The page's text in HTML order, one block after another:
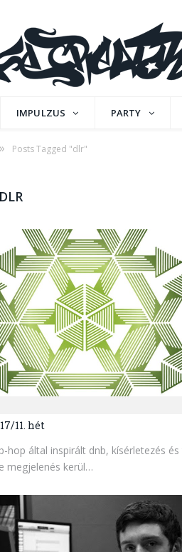
IMPULZUS PARTY
» Posts Tagged "dlr"
DLR
11. hét
hop által inspirált dnb, kísérletezés
megjelenés kerül…